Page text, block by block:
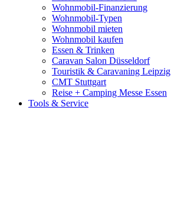
Wohnmobil-Finanzierung
Wohnmobil-Typen
Wohnmobil mieten
Wohnmobil kaufen
Essen & Trinken
Caravan Salon Düsseldorf
Touristik & Caravaning Leipzig
CMT Stuttgart
Reise + Camping Messe Essen
Tools & Service